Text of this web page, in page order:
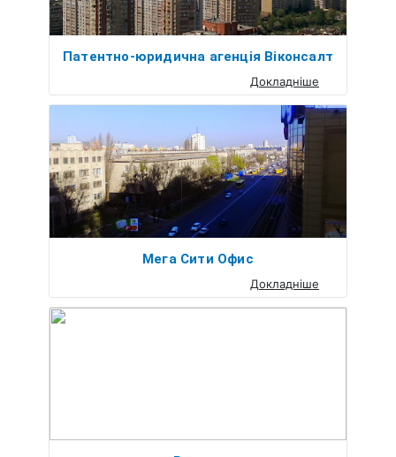
Патентно-юридична агенція Віконсалт
Докладніше
Мега Сити Офис
Докладніше